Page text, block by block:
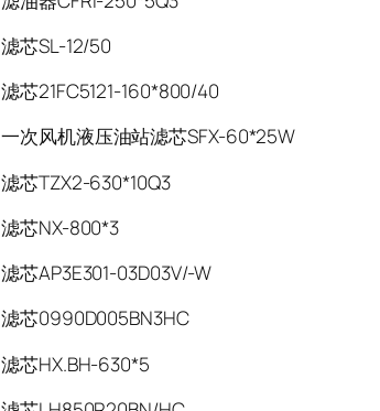
滤芯SL-12/50
滤芯21FC5121-160*800/40
一次风机液压油站滤芯SFX-60*25W
滤芯TZX2-630*10Q3
滤芯NX-800*3
滤芯AP3E301-03D03V/-W
滤芯0990D005BN3HC
滤芯HX.BH-630*5